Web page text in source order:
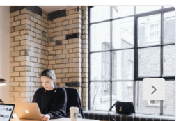
that overlook the Cathedral of
Gudula. The offices and
on the ground, second and the
to the Bajau.